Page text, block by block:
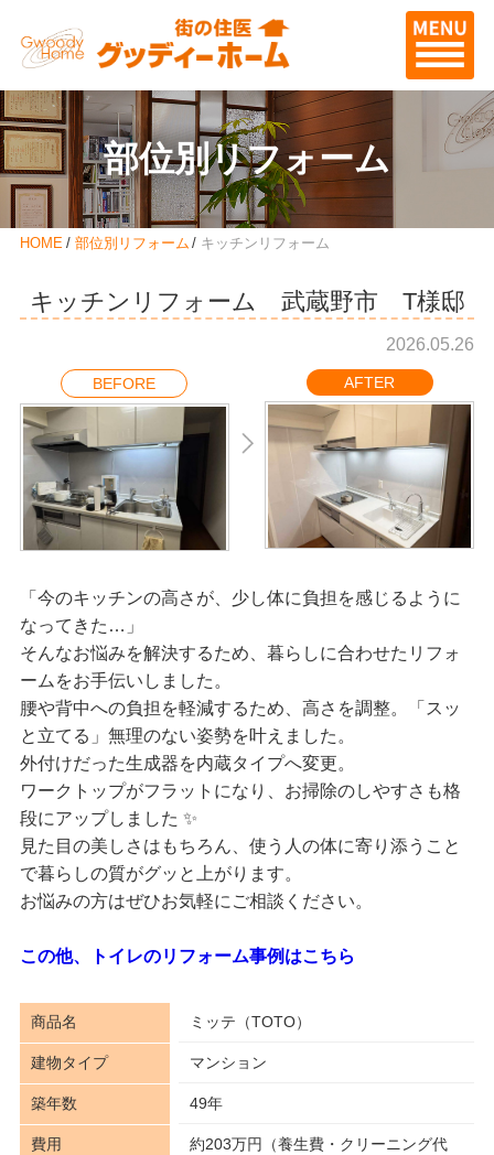
部位別リフォーム
HOME 部位別リフォーム キッチンリフォーム
キッチンリフォーム 武蔵野市 T様邸
2026.05.26
BEFORE AFTER
「今のキッチンの高さが、少し体に負担を感じるように
なってきた…」
そんなお悩みを解決するため、暮らしに合わせたリフォ
ームをお手伝いしました。
腰や背中への負担を軽減するため、高さを調整。「スッ
と立てる」無理のない姿勢を叶えました。
外付けだった生成器を内蔵タイプへ変更。
ワークトップがフラットになり、お掃除のしやすさも格
段にアップしました ✨
見た目の美しさはもちろん、使う人の体に寄り添うこと
で暮らしの質がグッと上がります。
お悩みの方はぜひお気軽にご相談ください。
この他、トイレのリフォーム事例はこちら
商品名 ミッテ（TOTO）
建物タイプ マンション
築年数 49年
費用
約203万円（養生費・クリーニング代